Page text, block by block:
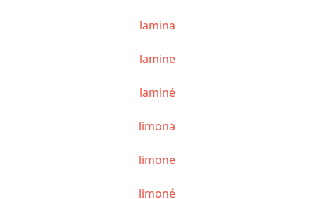
lamina
lamine
laminé
limona
limone
limoné